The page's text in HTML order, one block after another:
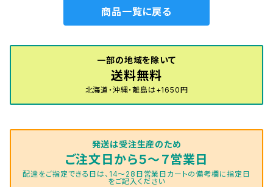
商品一覧に戻る
一部の地域を除いて
送料無料
北海道・沖縄・離島は+1650円
発送は受注生産のため
ご注文日から５～７営業日
配達をご指定できる日は、14～28日営業日カートの備考欄に指定日
をご記入ください